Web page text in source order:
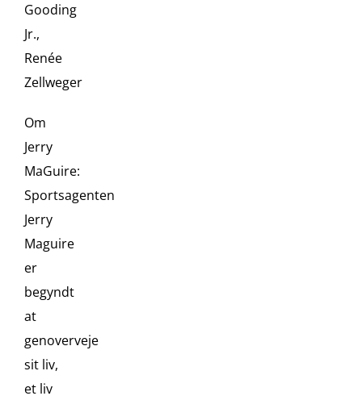
Gooding
Jr.,
Renée
Zellweger
Om
Jerry
MaGuire:
Sportsagenten
Jerry
Maguire
er
begyndt
at
genoverveje
sit liv,
et liv